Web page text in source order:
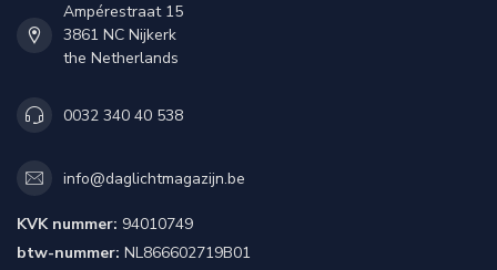
Ampérestraat 15
3861 NC Nijkerk
the Netherlands
0032 340 40 538
info@daglichtmagazijn.be
KVK nummer: 94010749
btw-nummer: NL866602719B01